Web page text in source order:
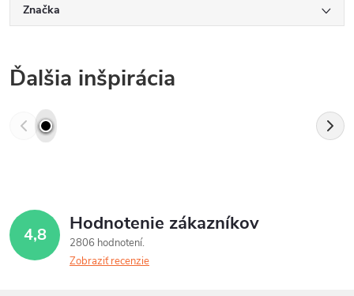
Značka
Ďalšia inšpirácia
4,8 Hodnotenie zákazníkov
2806 hodnotení
Zobraziť recenzie